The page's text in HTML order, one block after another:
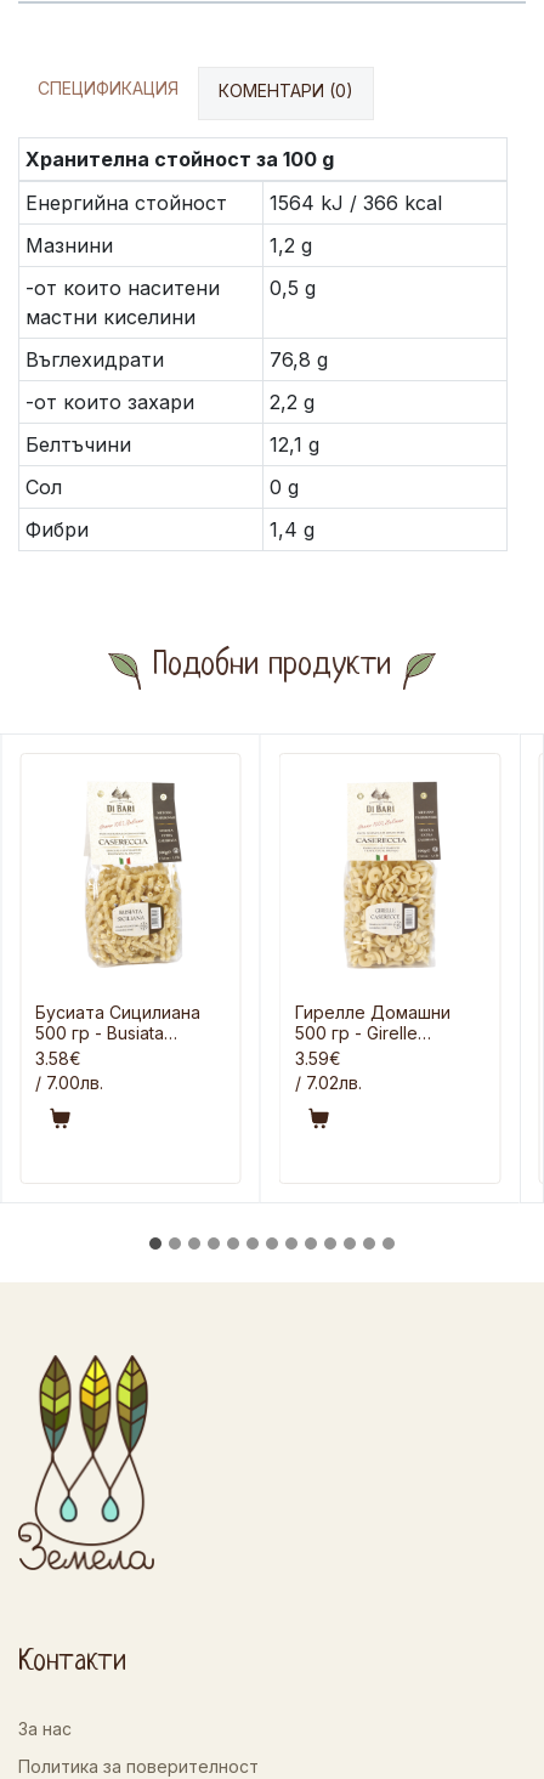
СПЕЦИФИКАЦИЯ КОМЕНТАРИ (0)
Хранителна стойност за 100 g
Енергийна стойност
1564 kJ / 366 kcal
Мазнини
1,2 g
-от които наситени
мастни киселини
0,5 g
Въглехидрати
76,8 g
-от които захари
2,2 g
Белтъчини
12,1 g
Сол
0 g
Фибри
1,4 g
Подобни продукти
Бусиата Сицилиана
500 гр - Busiata
Siciliana
3.58€
/ 7.00лв.
Гирелле Домашни
500 гр - Girelle
Casereccia
3.59€
/ 7.02лв.
Контакти
За нас
Политика за поверителност